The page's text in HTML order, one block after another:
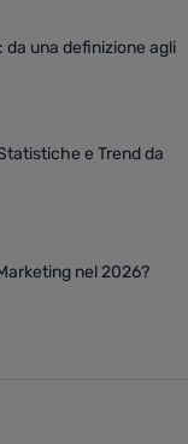
da una definizione agli
e Trend da
nel 2026?